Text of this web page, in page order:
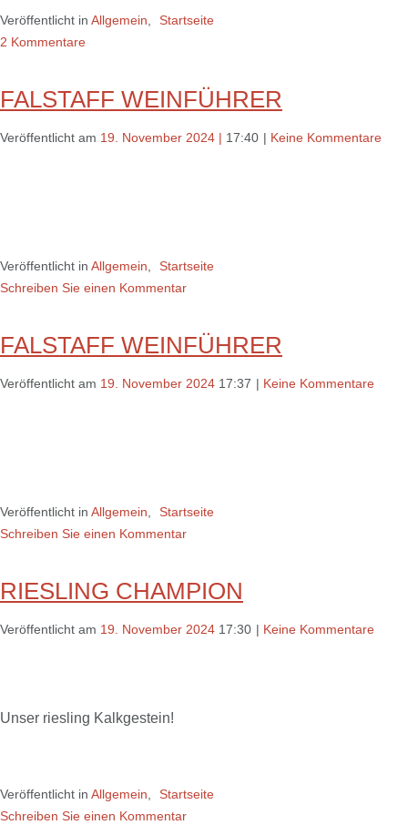
Veröffentlicht in Allgemein
Startseite
2 Kommentare
FALSTAFF WEINFÜHRER
Veröffentlicht am 19. November 2024 | 17:40 | Keine Kommentare
Veröffentlicht in Allgemein
Startseite
Schreiben Sie einen Kommentar
FALSTAFF WEINFÜHRER
Veröffentlicht am 19. November 2024 17:37 | Keine Kommentare
Veröffentlicht in Allgemein
Startseite
Schreiben Sie einen Kommentar
RIESLING CHAMPION
Veröffentlicht am 19. November 2024 17:30 | Keine Kommentare
Unser riesling Kalkgestein!
Veröffentlicht in Allgemein,
Startseite
Schreiben Sie einen Kommentar